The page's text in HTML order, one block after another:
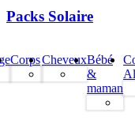
Packs Solaire
CorpsCheveuxBébé
&
maman